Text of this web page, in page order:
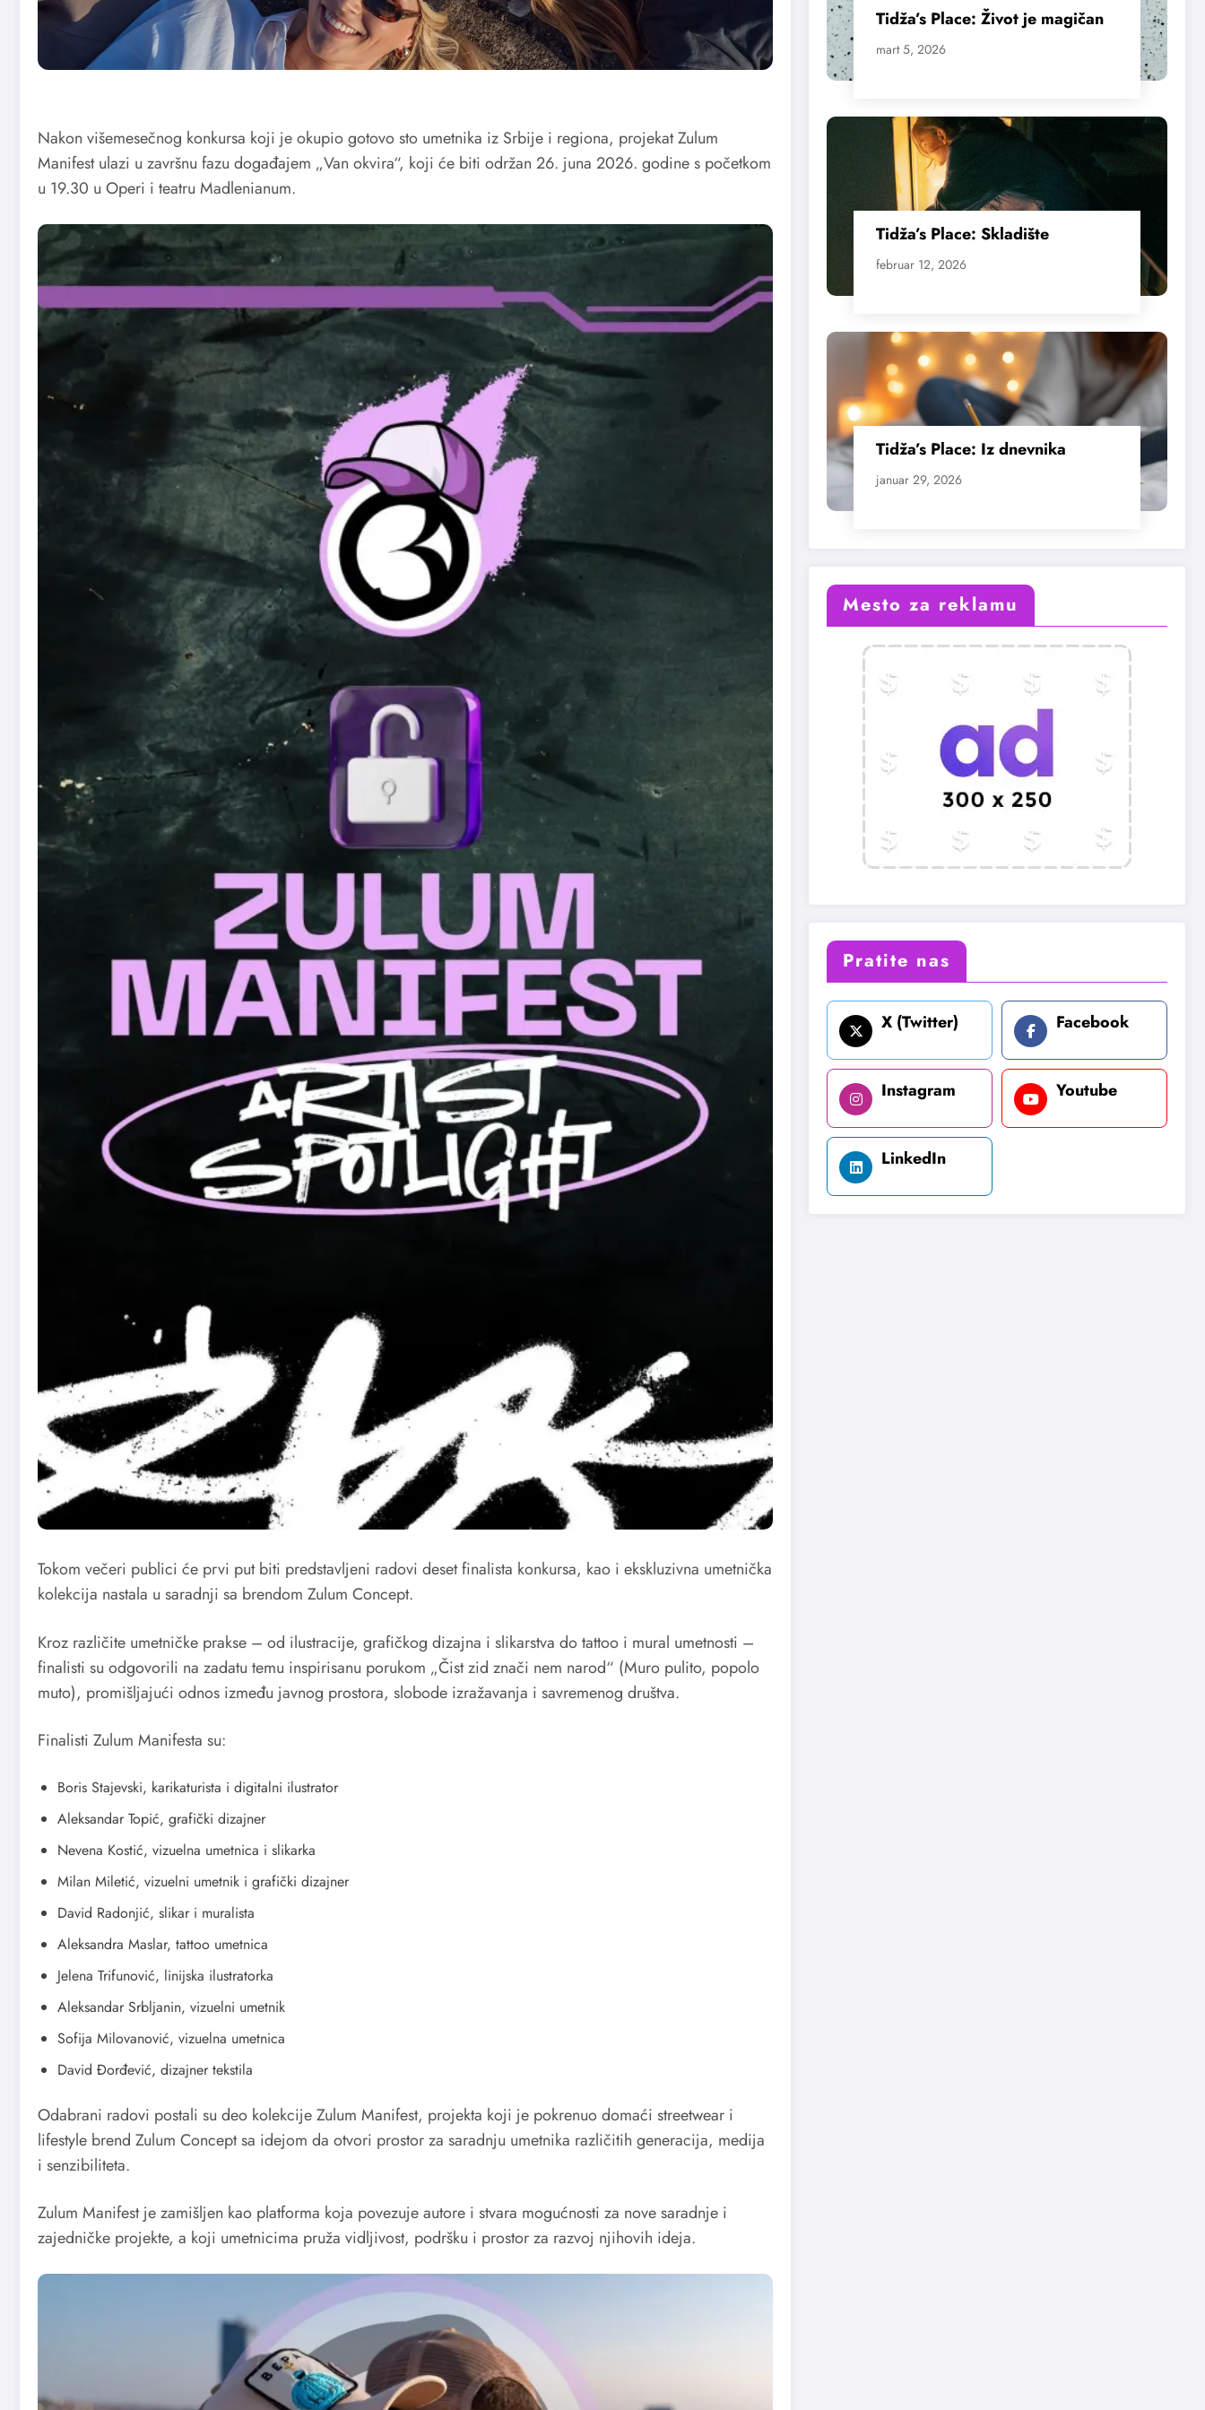
Nakon višemesečnog konkursa koji je okupio gotovo sto umetnika iz Srbije i regiona, projekat Zulum
Manifest ulazi u završnu fazu događajem „Van okvira“, koji će biti održan 26. juna 2026. godine s početkom
u 19.30 u Operi i teatru Madlenianum.
Tokom večeri publici će prvi put biti predstavljeni radovi deset finalista konkursa, kao i ekskluzivna umetnička
kolekcija nastala u saradnji sa brendom Zulum Concept.
Kroz različite umetničke prakse – od ilustracije, grafičkog dizajna i slikarstva do tattoo i mural umetnosti –
finalisti su odgovorili na zadatu temu inspirisanu porukom „Čist zid znači nem narod“ (Muro pulito, popolo
muto), promišljajući odnos između javnog prostora, slobode izražavanja i savremenog društva.
Finalisti Zulum Manifesta su:
Boris Stajevski, karikaturista i digitalni ilustrator
Aleksandar Topić, grafički dizajner
Nevena Kostić, vizuelna umetnica i slikarka
Milan Miletić, vizuelni umetnik i grafički dizajner
David Radonjić, slikar i muralista
Aleksandra Maslar, tattoo umetnica
Jelena Trifunović, linijska ilustratorka
Aleksandar Srbljanin, vizuelni umetnik
Sofija Milovanović, vizuelna umetnica
David Đorđević, dizajner tekstila
Odabrani radovi postali su deo kolekcije Zulum Manifest, projekta koji je pokrenuo domaći streetwear i
lifestyle brend Zulum Concept sa idejom da otvori prostor za saradnju umetnika različitih generacija, medija
i senzibiliteta.
Zulum Manifest je zamišljen kao platforma koja povezuje autore i stvara mogućnosti za nove saradnje i
zajedničke projekte, a koji umetnicima pruža vidljivost, podršku i prostor za razvoj njihovih ideja.
Tidža’s Place: Život je magičan
mart 5, 2026
Tidža’s Place: Skladište
februar 12, 2026
Tidža’s Place: Iz dnevnika
januar 29, 2026
Mesto za reklamu
Pratite nas
X (Twitter) Facebook
Instagram Youtube
LinkedIn